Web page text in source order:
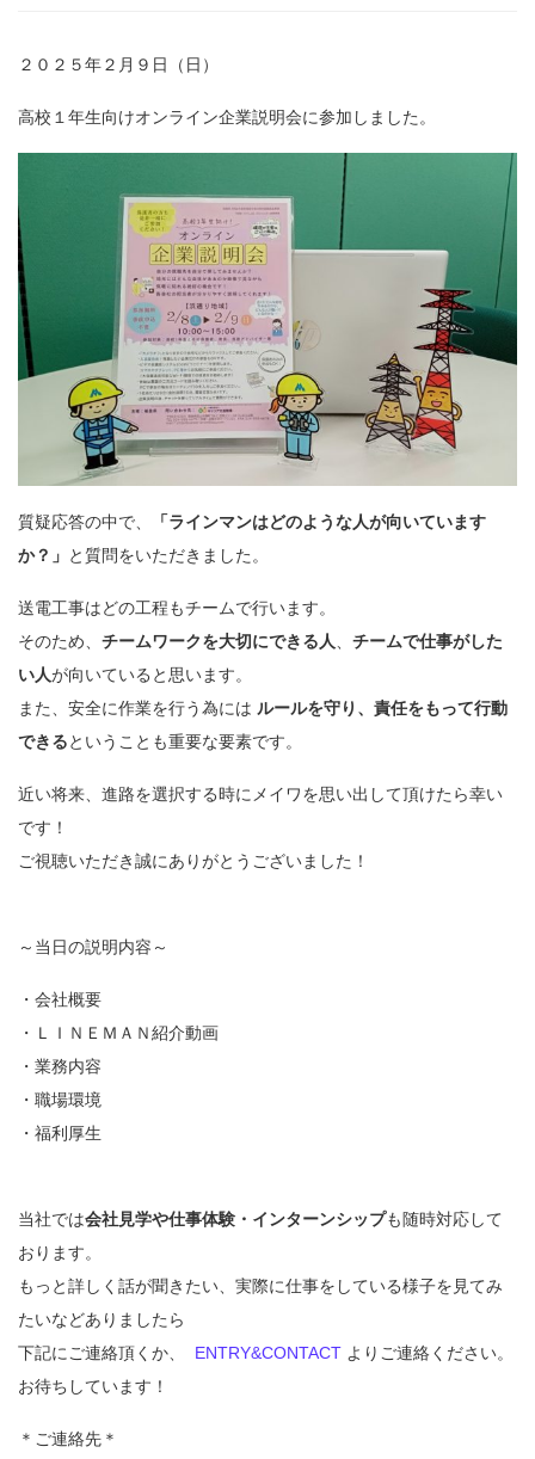
２０２５年２月９日（日）
高校１年生向けオンライン企業説明会に参加しました。
質疑応答の中で、
「ラインマンはどのような人が向いています
か？」 と質問をいただきました。
送電工事はどの工程もチームで行います。
そのため、 チームワークを大切にできる人
チームで仕事がした
い人が向いていると思います。
また、安全に作業を行う為には ルールを守り、責任をもって行動
できるということも重要な要素です。
近い将来、進路を選択する時にメイワを思い出して頂けたら幸い
です！
ご視聴いただき誠にありがとうございました！
～当日の説明内容～
・会社概要
・ＬＩＮＥＭＡＮ紹介動画
・業務内容
・職場環境
・福利厚生
当社では会社見学や仕事体験・インターンシップも随時対応して
おります。
もっと詳しく話が聞きたい、実際に仕事をしている様子を見てみ
たいなどありましたら
下記にご連絡頂くか、 ENTRY&CONTACT よりご連絡ください。
お待ちしています！
＊ご連絡先＊